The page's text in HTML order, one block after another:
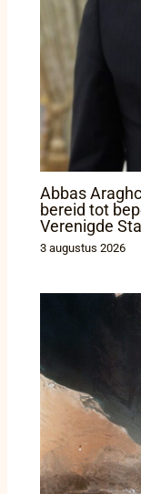
Abbas
bereid tot
Verenigde
3 augustus 2026